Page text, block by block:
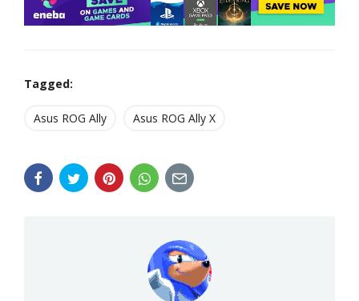
Tagged:
Asus ROG Ally Asus ROG Ally X